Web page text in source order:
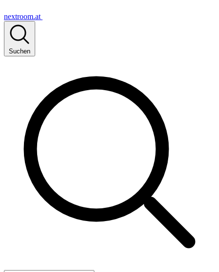
nextroom.at
Suchen